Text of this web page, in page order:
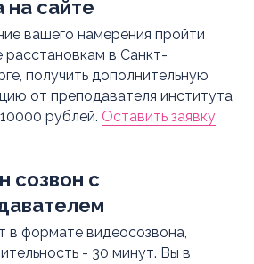
на сайте
вашего намерения пройти
расстановкам в Санкт-
получить дополнительную
от преподавателя института
рублей. Оставить заявку
созвон с
в формате видеосозвона,
- 30 минут. Вы в